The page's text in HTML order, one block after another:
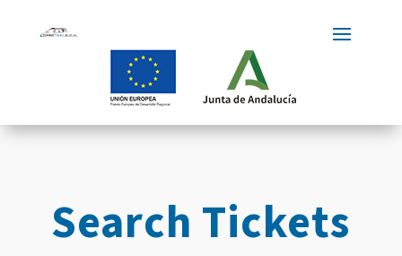
Search Tickets